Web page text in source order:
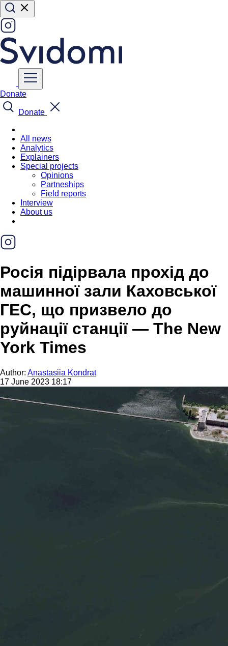
Donate
Donate
All news
Analytics
Explainers
Special projects
Opinions
Partneships
Field reports
Interview
About us
Росія підірвала прохід до
машинної зали Каховської
ГЕС, що призвело до
руйнації станції — The New
York Times
Author: Anastasiia Kondrat
17 June 2023 18:17